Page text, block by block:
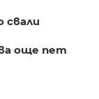
свали
още пет